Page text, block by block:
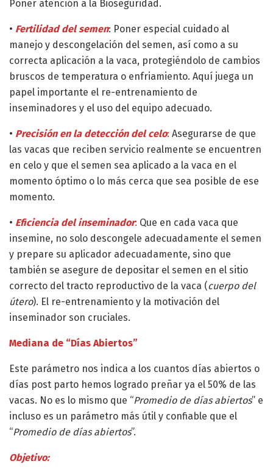
Poner atención a la Bioseguridad.
• Fertilidad del semen: Poner especial cuidado al
manejo y descongelación del semen, así como a su
correcta aplicación a la vaca, protegiéndolo de cambios
bruscos de temperatura o enfriamiento. Aquí juega un
papel importante el re-entrenamiento de
inseminadores y el uso del equipo adecuado.
• Precisión en la detección del celo: Asegurarse de que
las vacas que reciben servicio realmente se encuentren
en celo y que el semen sea aplicado a la vaca en el
momento óptimo o lo más cerca que sea posible de ese
momento.
• Eficiencia del inseminador: Que en cada vaca que
insemine, no solo descongele adecuadamente el semen
y prepare su aplicador adecuadamente, sino que
también se asegure de depositar el semen en el sitio
correcto del tracto reproductivo de la vaca (cuerpo del
útero). El re-entrenamiento y la motivación del
inseminador son cruciales.
Mediana de “Días Abiertos”
Este parámetro nos indica a los cuantos días abiertos o
días post parto hemos logrado preñar ya el 50% de las
vacas. No es lo mismo que “Promedio de días abiertos” e
incluso es un parámetro más útil y confiable que el
“Promedio de días abiertos”.
Objetivo: